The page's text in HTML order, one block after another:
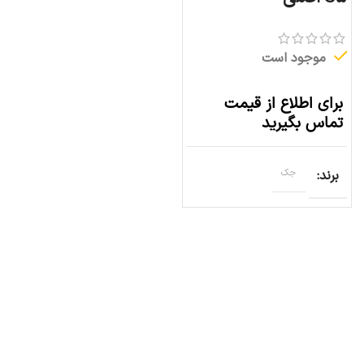
موجود است
برای اطلاع از قیمت
تماس بگیرید
برند جک